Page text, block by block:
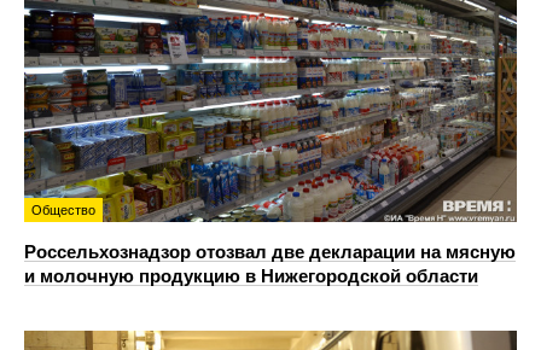
Общество
Россельхознадзор отозвал две декларации на мясную
и молочную продукцию в Нижегородской области